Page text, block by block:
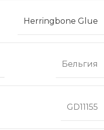
Herringbone Glue
Бельгия
GD11155